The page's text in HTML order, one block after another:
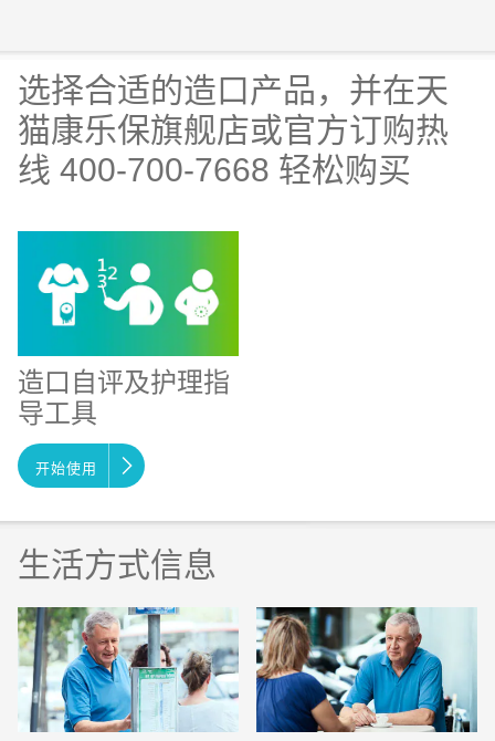
选择合适的造口产品，并在天
猫康乐保旗舰店或官方订购热
线 400-700-7668 轻松购买
造口自评及护理指
导工具
开始使用
生活方式信息